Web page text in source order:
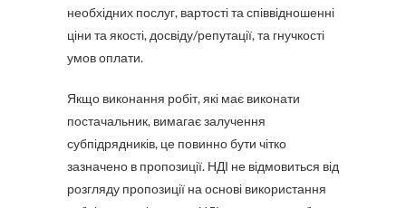
необхідних послуг, вартості та співвідношенні
ціни та якості, досвіду/репутації, та гнучкості
умов оплати.
Якщо виконання робіт, які має виконати
постачальник, вимагає залучення
субпідрядників, це повинно бути чітко
зазначено в пропозиції. НДІ не відмовиться від
розгляду пропозиції на основі використання